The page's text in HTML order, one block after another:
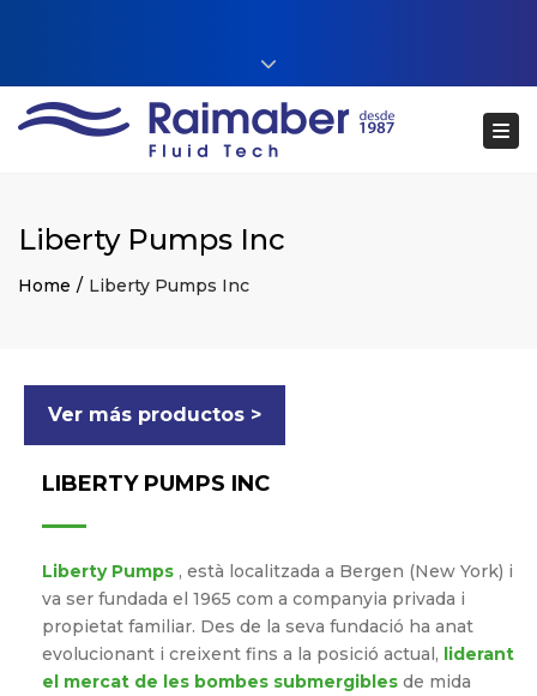
web@raimaberfluidtech.com
Close top bar
Liberty Pumps Inc
Home Liberty Pumps Inc
Ver más productos >
LIBERTY PUMPS INC
Liberty Pumps , està localitzada a Bergen (New York) i
va ser fundada el 1965 com a companyia privada i
propietat familiar. Des de la seva fundació ha anat
evolucionant i creixent fins a la posició actual, liderant
el mercat de les bombes submergibles de mida